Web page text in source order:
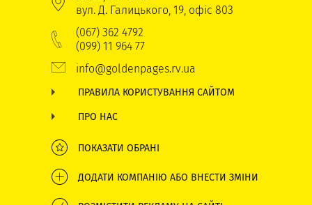
вул. Д. Галицького, 19, офіс 803
(067) 362 4792
(099) 11 964 77
info@goldenpages.rv.ua
ПРАВИЛА КОРИСТУВАННЯ САЙТОМ
ПРО НАС
ПОКАЗАТИ ОБРАНІ
ДОДАТИ КОМПАНІЮ АБО ВНЕСТИ ЗМІНИ